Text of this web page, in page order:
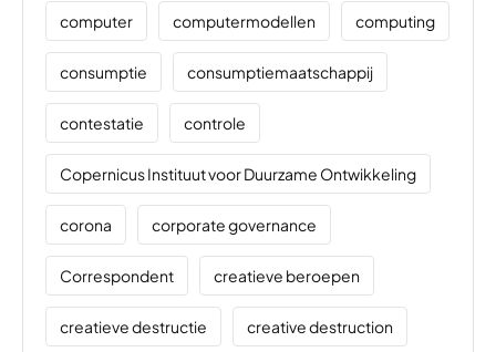
computer computermodellen computing
consumptie consumptiemaatschappij
contestatie controle
Copernicus Instituut voor Duurzame Ontwikkeling
corona corporate governance
Correspondent creatieve beroepen
creatieve destructie creative destruction